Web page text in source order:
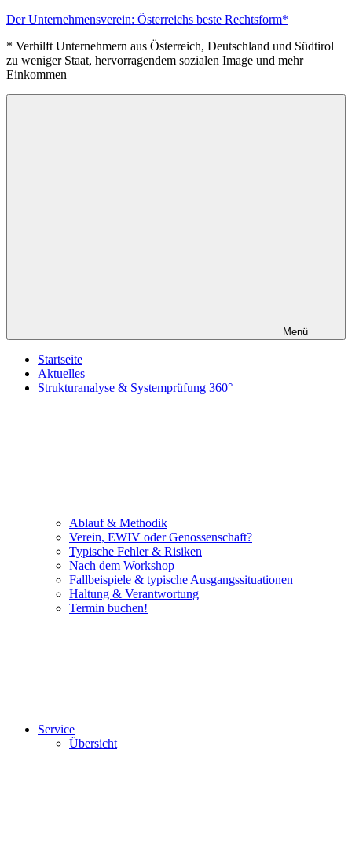
Zum
springen
Der Unternehmensverein: Österreichs beste Rechtsform*
* Verhilft Unternehmern aus Österreich, Deutschland und Südtirol
zu weniger Staat, hervorragendem sozialen Image und mehr
Einkommen
Menü
Startseite
Aktuelles
Strukturanalyse & Systemprüfung 360°
Ablauf & Methodik
Verein, EWIV oder Genossenschaft?
Typische Fehler & Risiken
Nach dem Workshop
Fallbeispiele & typische Ausgangssituationen
Haltung & Verantwortung
Termin buchen!
Service
Übersicht